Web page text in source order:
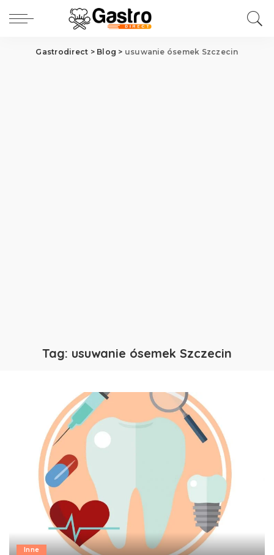
Gastrodirect > Blog > usuwanie ósemek Szczecin
Tag: usuwanie ósemek Szczecin
Inne